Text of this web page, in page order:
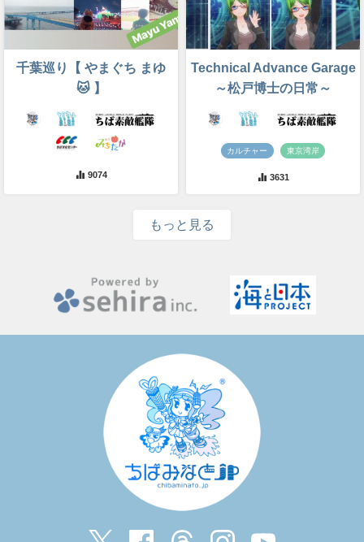
千葉巡り【 やまぐち まゆ
🐱 】
9074
Technical Advance Garage
～松戸博士の日常～
カルチャー 東京湾岸
3631
もっと見る